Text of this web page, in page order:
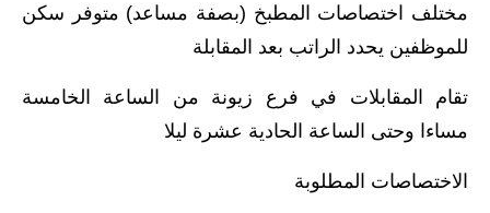
مختلف اختصاصات المطبخ (بصفة مساعد) متوفر سكن
للموظفين يحدد الراتب بعد المقابلة
تقام المقابلات في فرع زيونة من الساعة الخامسة
مساءا وحتى الساعة الحادية عشرة ليلا
الاختصاصات المطلوبة